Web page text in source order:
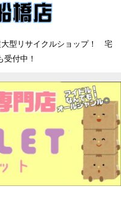
大型リサイクルショップ！ 宅
受付中！